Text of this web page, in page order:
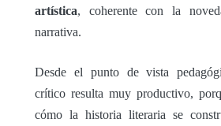
artística, coherente con la
narrativa.
Desde el punto de vista
crítico resulta muy productivo,
cómo la historia literaria se